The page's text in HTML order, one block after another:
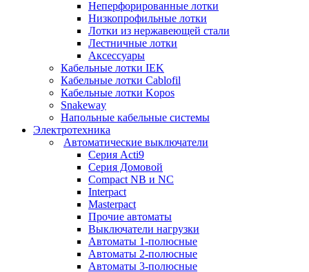
Неперфорированные лотки
Низкопрофильные лотки
Лотки из нержавеющей стали
Лестничные лотки
Аксессуары
Кабельные лотки IEK
Кабельные лотки Cablofil
Кабельные лотки Kopos
Snakeway
Напольные кабельные системы
Электротехника
Автоматические выключатели
Серия Acti9
Серия Домовой
Compact NB и NC
Interpact
Masterpact
Прочие автоматы
Выключатели нагрузки
Автоматы 1-полюсные
Автоматы 2-полюсные
Автоматы 3-полюсные